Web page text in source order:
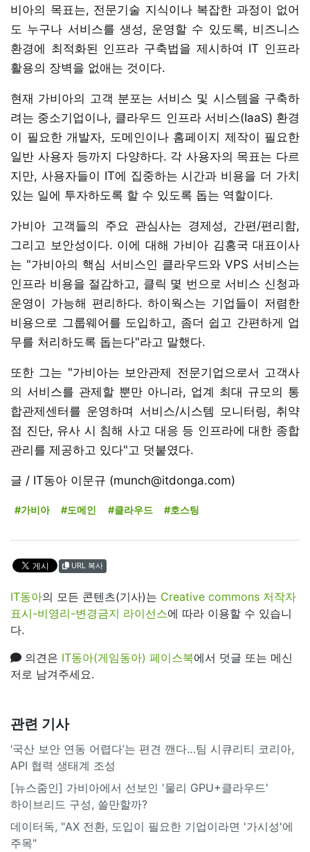
비아의 목표는, 전문기술 지식이나 복잡한 과정이 없어
도 누구나 서비스를 생성, 운영할 수 있도록, 비즈니스
환경에 최적화된 인프라 구축법을 제시하여 IT 인프라
활용의 장벽을 없애는 것이다.
현재 가비아의 고객 분포는 서비스 및 시스템을 구축하
려는 중소기업이나, 클라우드 인프라 서비스(IaaS) 환경
이 필요한 개발자, 도메인이나 홈페이지 제작이 필요한
일반 사용자 등까지 다양하다. 각 사용자의 목표는 다르
지만, 사용자들이 IT에 집중하는 시간과 비용을 더 가치
있는 일에 투자하도록 할 수 있도록 돕는 역할이다.
가비아 고객들의 주요 관심사는 경제성, 간편/편리함,
그리고 보안성이다. 이에 대해 가비아 김홍국 대표이사
는 "가비아의 핵심 서비스인 클라우드와 VPS 서비스는
인프라 비용을 절감하고, 클릭 몇 번으로 서비스 신청과
운영이 가능해 편리하다. 하이웍스는 기업들이 저렴한
비용으로 그룹웨어를 도입하고, 좀더 쉽고 간편하게 업
무를 처리하도록 돕는다"라고 말했다.
또한 그는 "가비아는 보안관제 전문기업으로서 고객사
의 서비스를 관제할 뿐만 아니라, 업계 최대 규모의 통
합관제센터를 운영하며 서비스/시스템 모니터링, 취약
점 진단, 유사 시 침해 사고 대응 등 인프라에 대한 종합
관리를 제공하고 있다"고 덧붙였다.
글 / IT동아 이문규 (munch@itdonga.com)
#가비아 #도메인 #클라우드 #호스팅
URL 복사
IT동아의 모든 콘텐츠(기사)는 Creative commons 저작자
표시-비영리-변경금지 라이선스에 따라 이용할 수 있습니
다.
의견은 IT동아(게임동아) 페이스북에서 덧글 또는 메신
저로 남겨주세요.
관련 기사
‘국산 보안 연동 어렵다’는 편견 깬다…팀 시큐리티 코리아,
API 협력 생태계 조성
[뉴스줌인] 가비아에서 선보인 '물리 GPU+클라우드'
하이브리드 구성, 쓸만할까?
데이터독, "AX 전환, 도입이 필요한 기업이라면 '가시성'에
주목"